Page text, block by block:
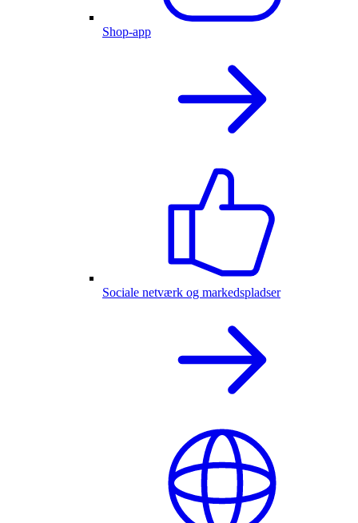
Shop-app
Sociale netværk og markedspladser